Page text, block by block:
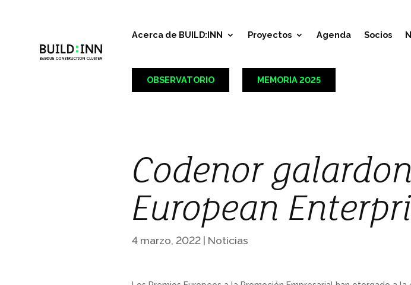
Acerca de BUILD:INN Proyectos Agenda Socios
OBSERVATORIO MEMORIA 2025
Codenor
European
4 marzo, 2022 | Noticias